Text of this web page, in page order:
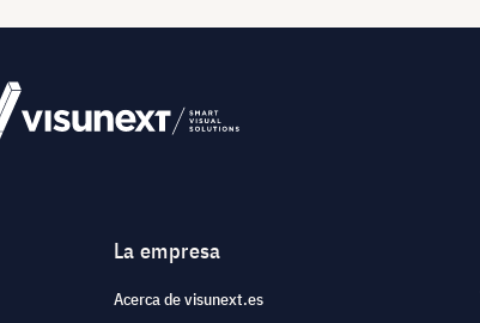
La empresa
Acerca de visunext.es